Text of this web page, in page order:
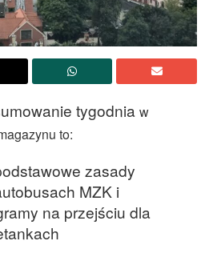
tygodnia w
to:
zasady
MZK i
na przejściu dla